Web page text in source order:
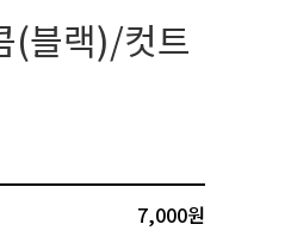
(블랙)/컷트
7,000원